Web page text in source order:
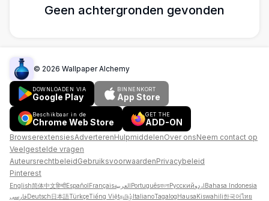
Geen achtergronden gevonden
© 2026 Wallpaper Alchemy
DOWNLOADEN VIA
Google Play
BINNENKORT
App Store
Beschikbaar in de
Chrome Web Store
GET THE
ADD-ON
BrowserextensiesAdverterenHulpmiddelenOver onsNeem contact op
Veelgestelde vragen
AuteursrechtbeleidGebruiksvoorwaardenPrivacybeleid
Pinterest
English简体中文हिन्दीEspañolFrançaisالعربيةPortuguêsবাংলাРусскийاردوBahasa Indonesia
فارسیDeutsch日本語TürkçeTiếng Việtதமிழ்ItalianoTagalogHausaKiswahili한국어ไทย